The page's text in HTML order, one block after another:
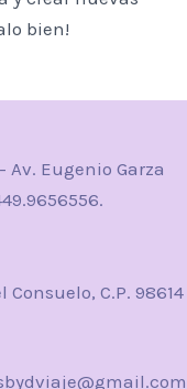
bien!
Av. Eugenio Garza
C.P. 98614